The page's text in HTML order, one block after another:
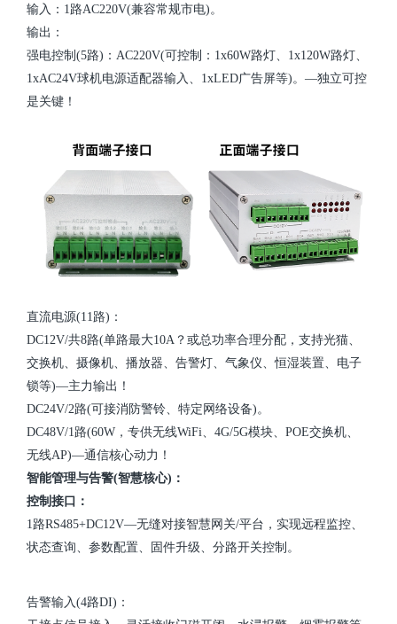
输入：1路AC220V(兼容常规市电)。
输出：
强电控制(5路)：AC220V(可控制：1x60W路灯、1x120W路灯、
1xAC24V球机电源适配器输入、1xLED广告屏等)。—独立可控
是关键！
直流电源(11路)：
DC12V/共8路(单路最大10A？或总功率合理分配，支持光猫、
交换机、摄像机、播放器、告警灯、气象仪、恒湿装置、电子
锁等)—主力输出！
DC24V/2路(可接消防警铃、特定网络设备)。
DC48V/1路(60W，专供无线WiFi、4G/5G模块、POE交换机、
无线AP)—通信核心动力！
智能管理与告警(智慧核心)：
控制接口：
1路RS485+DC12V—无缝对接智慧网关/平台，实现远程监控、
状态查询、参数配置、固件升级、分路开关控制。
告警输入(4路DI)：